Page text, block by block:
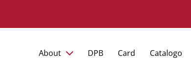
About DPB Card Catalogo